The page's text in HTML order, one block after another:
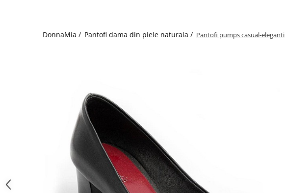
DonnaMia / Pantofi dama din piele naturala / Pantofi pumps casual-eleganti